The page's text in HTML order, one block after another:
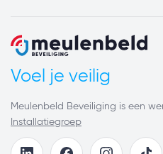
Voel je veilig
Meulenbeld Beveiliging is een
Installatiegroep